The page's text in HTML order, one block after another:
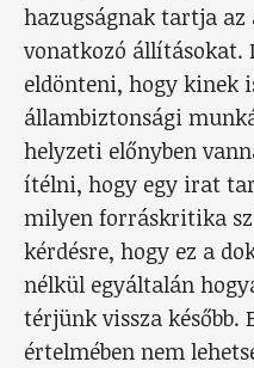
hazugságnak tartja az
vonatkozó állításokat.
eldönteni, hogy kinek
állambiztonsági
helyzeti előnyben
ítélni, hogy egy irat
milyen forráskritika
kérdésre, hogy ez a
nélkül egyáltalán
térjünk vissza később.
értelmében nem